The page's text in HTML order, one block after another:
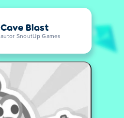
Cave Blast
autor SnoutUp Games